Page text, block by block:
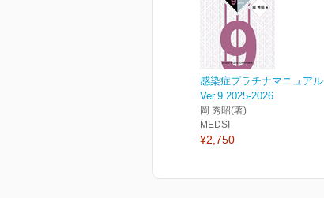
感染症プラチナマニュアル
Ver.9 2025-2026
岡 秀昭(著)
MEDSI
¥2,750